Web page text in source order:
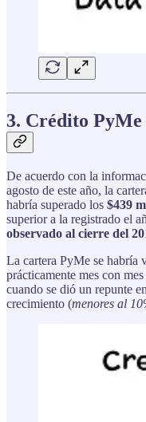
3. Crédito PyMe
De acuerdo con la
agosto de este año, la
habría superado los $439
superior a la registrado el
observado al cierre del
La cartera PyMe se habría
prácticamente mes con
cuando se dió un repunte
crecimiento (menores al